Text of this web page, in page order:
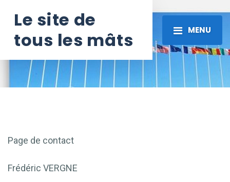
Le site de
tous les mâts
MENU
Page de contact
Frédéric VERGNE